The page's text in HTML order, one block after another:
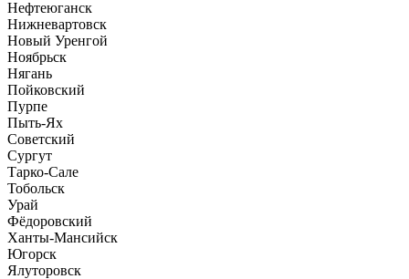
Нефтеюганск
Нижневартовск
Новый Уренгой
Ноябрьск
Нягань
Пойковский
Пурпе
Пыть-Ях
Советский
Сургут
Тарко-Сале
Тобольск
Урай
Фёдоровский
Ханты-Мансийск
Югорск
Ялуторовск